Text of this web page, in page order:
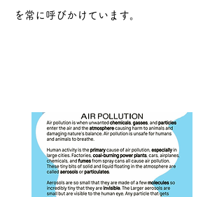
を常に呼びかけています。